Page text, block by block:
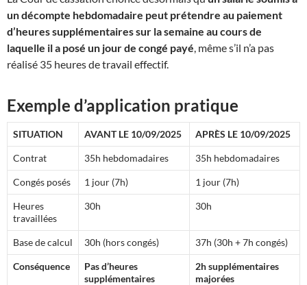
un décompte hebdomadaire peut prétendre au paiement
d’heures supplémentaires sur la semaine au cours de
laquelle il a posé un jour de congé payé , même s’il n’a pas
réalisé 35 heures de travail effectif.
Exemple d’application pratique
SITUATION AVANT LE 10/09/2025 APRÈS LE 10/09/2025
Contrat 35h hebdomadaires 35h hebdomadaires
Congés posés 1 jour (7h) 1 jour (7h)
Heures
travaillées
30h 30h
Base de calcul 30h (hors congés) 37h (30h + 7h congés)
Conséquence
Pas d’heures
supplémentaires
2h supplémentaires
majorées